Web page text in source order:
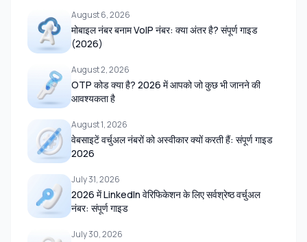
August 6, 2026
मोबाइल नंबर बनाम VoIP नंबर: क्या अंतर है? संपूर्ण गाइड
(2026)
August 2, 2026
OTP कोड क्या है? 2026 में आपको जो कुछ भी जानने की
आवश्यकता है
August 1, 2026
वेबसाइटें वर्चुअल नंबरों को अस्वीकार क्यों करती हैं: संपूर्ण गाइड
2026
July 31, 2026
2026 में LinkedIn वेरिफिकेशन के लिए सर्वश्रेष्ठ वर्चुअल
नंबर: संपूर्ण गाइड
July 30, 2026